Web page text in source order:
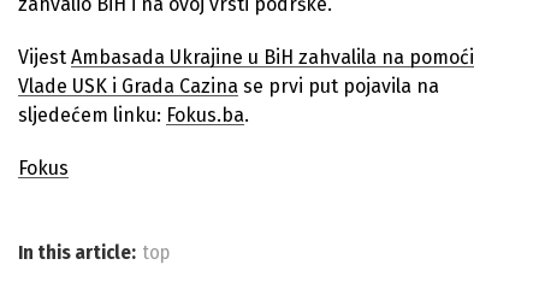
zahvalio BiH i na ovoj vrsti podrške.
Vijest Ambasada Ukrajine u BiH zahvalila na pomoći
Vlade USK i Grada Cazina se prvi put pojavila na
sljedećem linku: Fokus.ba.
Fokus
In this article: top